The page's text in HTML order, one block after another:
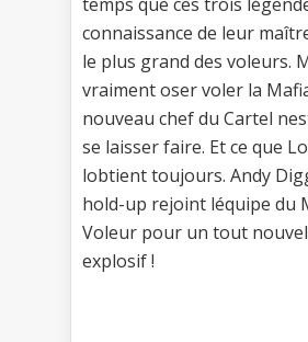
connaissance de leur
le plus grand des voleurs.
vraiment oser voler la
nouveau chef du Cartel
se laisser faire. Et ce que
lobtient toujours. Andy
hold-up rejoint léquipe du
Voleur pour un tout
explosif !